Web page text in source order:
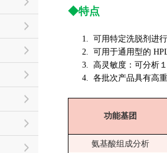
◆特点
1. 可用特定洗脱剂进
2. 可用于通用型的
3. 高灵敏度：可分析
4. 各批次产品具有高
功能基团
氨基酸组成分析